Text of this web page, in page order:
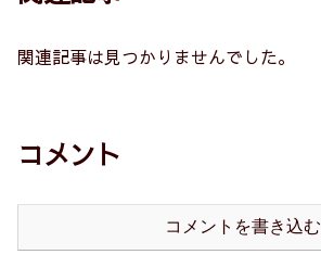
関連記事は見つかりませんでした。
コメント
コメントを書き込む